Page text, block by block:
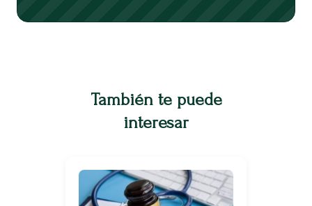
También te puede
interesar